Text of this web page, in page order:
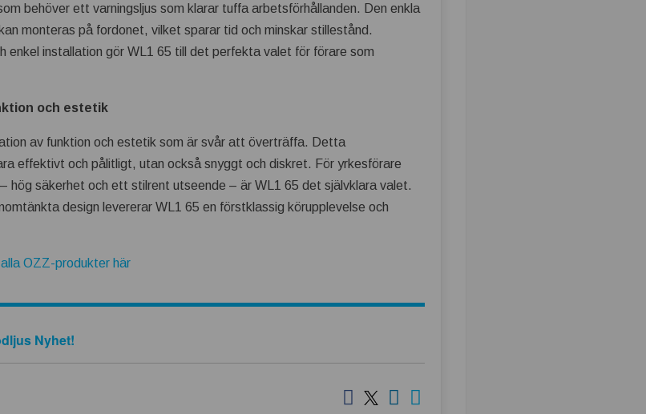
behöver ett varningsljus som klarar tuffa arbetsförhållanden. Den enkla
monteras på fordonet, vilket sparar tid och minskar stillestånd.
enkel installation gör WL1 65 till det perfekta valet för förare som
och estetik
av funktion och estetik som är svår att överträffa. Detta
effektivt och pålitligt, utan också snyggt och diskret. För yrkesförare
hög säkerhet och ett stilrent utseende – är WL1 65 det självklara valet.
design levererar WL1 65 en förstklassig körupplevelse och
alla OZZ-produkter här
Nyhet!